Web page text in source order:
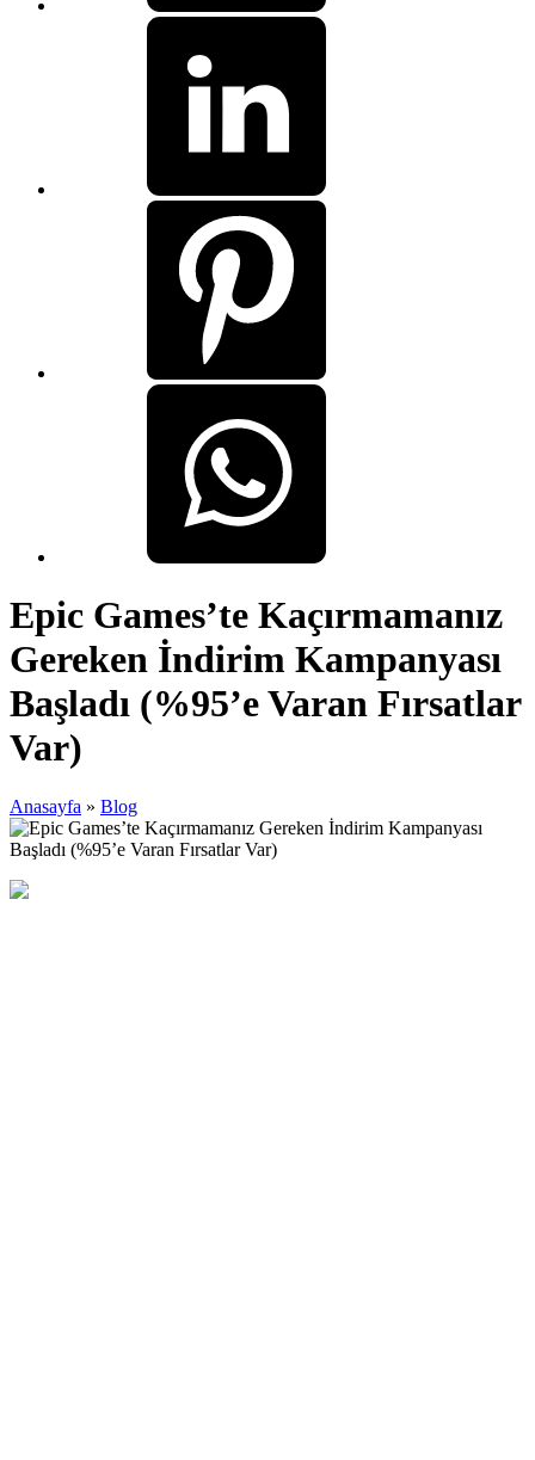
Epic Games’te Kaçırmamanız
Gereken İndirim Kampanyası
Başladı (%95’e Varan Fırsatlar
Var)
Anasayfa » Blog